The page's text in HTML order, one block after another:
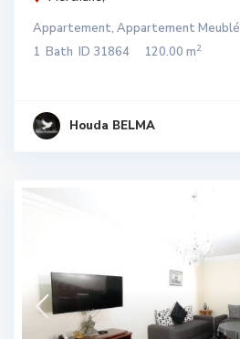
Appartement, Appartement Meublé
1 Bath ID 31864 120.00 m2
Houda BELMA